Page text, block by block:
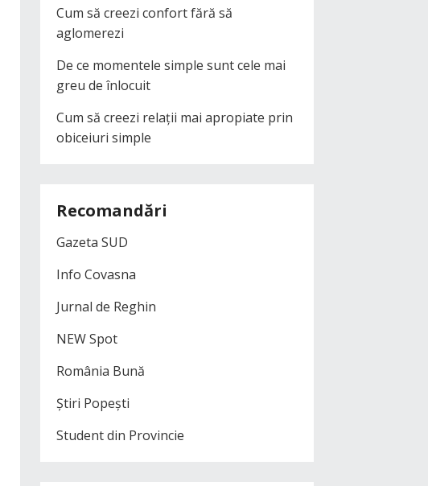
Cum să creezi confort fără să
aglomerezi
De ce momentele simple sunt cele mai
greu de înlocuit
Cum să creezi relații mai apropiate prin
obiceiuri simple
Recomandări
Gazeta SUD
Info Covasna
Jurnal de Reghin
NEW Spot
România Bună
Știri Popești
Student din Provincie